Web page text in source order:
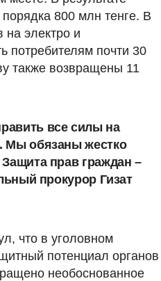
800 млн тенге. В
на электро и
потребителям почти 30
также возвращены 11
все силы на
Мы обязаны жестко
прав граждан –
прокурор Гизат
что в уголовном
потенциал органов
необоснованное